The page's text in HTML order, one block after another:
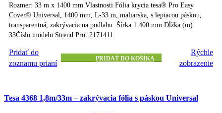
Rozmer: 33 m x 1400 mm Vlastnosti Fólia krycia tesa® Pro Easy
Cover® Universal, 1400 mm, L-33 m, maliarska, s lepiacou páskou,
transparentná, zakrývacia na podlahu: Šírka 1 400 mm Dĺžka (m)
33Číslo modelu Strend Pro: 2171411
Pridať do
zoznamu prianí
PRIDAŤ DO KOŠÍKA
Rýchle
zobrazenie
Tesa 4368 1,8m/33m – zakrývacia fólia s páskou Universal